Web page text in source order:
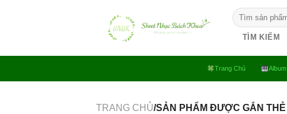
Tìm
kiếm:
TÌM KIẾM
Trang Chủ
TRANG CHỦ/SẢN PHẨM ĐƯỢC GẮN